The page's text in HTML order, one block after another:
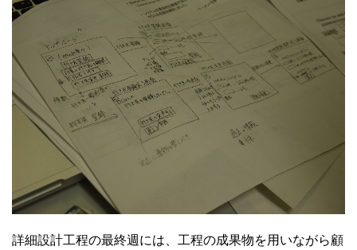
詳細設計工程の最終週には、工程の成果物を用いながら顧